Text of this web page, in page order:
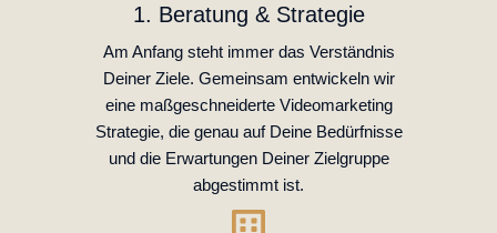
1. Beratung & Strategie
Am Anfang steht immer das Verständnis
Deiner Ziele. Gemeinsam entwickeln wir
eine maßgeschneiderte Videomarketing
Strategie, die genau auf Deine Bedürfnisse
und die Erwartungen Deiner Zielgruppe
abgestimmt ist.